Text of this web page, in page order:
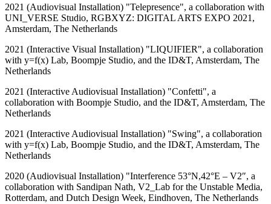
2021 (Audiovisual Installation) "Telepresence", a collaboration with
UNI_VERSE Studio, RGBXYZ: DIGITAL ARTS EXPO 2021,
Amsterdam, The Netherlands
2021 (Interactive Visual Installation) "LIQUIFIER", a collaboration
with y=f(x) Lab, Boompje Studio, and the ID&T, Amsterdam, The
Netherlands
2021 (Interactive Audiovisual Installation) "Confetti", a
collaboration with Boompje Studio, and the ID&T, Amsterdam, The
Netherlands
2021 (Interactive Audiovisual Installation) "Swing", a collaboration
with y=f(x) Lab, Boompje Studio, and the ID&T, Amsterdam, The
Netherlands
2020 (Audiovisual Installation) "Interference 53°N,42°E – V2″, a
collaboration with Sandipan Nath, V2_Lab for the Unstable Media,
Rotterdam, and Dutch Design Week, Eindhoven, The Netherlands